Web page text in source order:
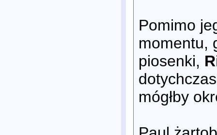
Pomimo
momentu,
piosenki,
mógłby